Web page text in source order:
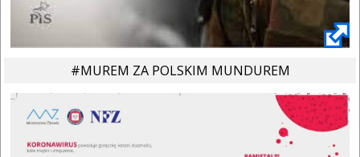
#MUREM ZA POLSKIM MUNDUREM